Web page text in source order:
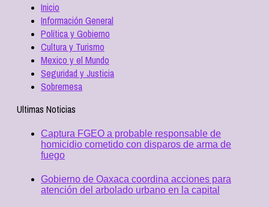
Inicio
Información General
Política y Gobierno
Cultura y Turismo
Mexico y el Mundo
Seguridad y Justicia
Sobremesa
Ultimas Noticias
Captura FGEO a probable responsable de
homicidio cometido con disparos de arma de
fuego
Gobierno de Oaxaca coordina acciones para
atención del arbolado urbano en la capital